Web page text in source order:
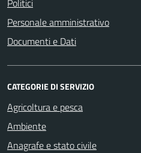
Politici
Personale amministrativo
Documenti e Dati
CATEGORIE DI SERVIZIO
Agricoltura e pesca
Ambiente
Anagrafe e stato civile